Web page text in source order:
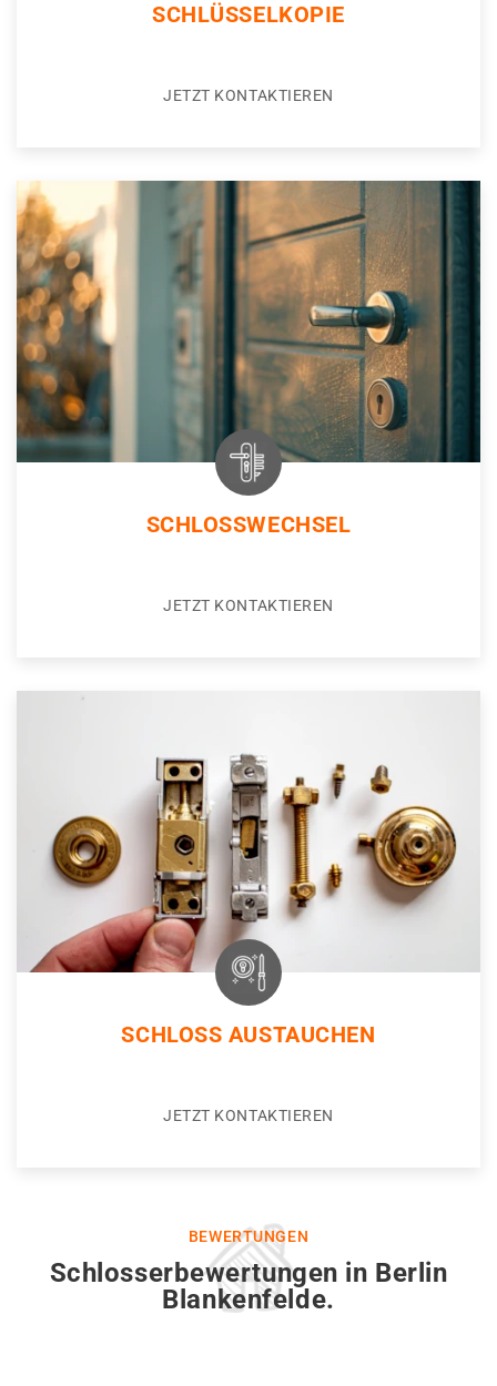
SCHLÜSSELKOPIE
JETZT KONTAKTIEREN
SCHLOSSWECHSEL
JETZT KONTAKTIEREN
SCHLOSS AUSTAUCHEN
JETZT KONTAKTIEREN
BEWERTUNGEN
Schlosserbewertungen in Berlin
Blankenfelde.